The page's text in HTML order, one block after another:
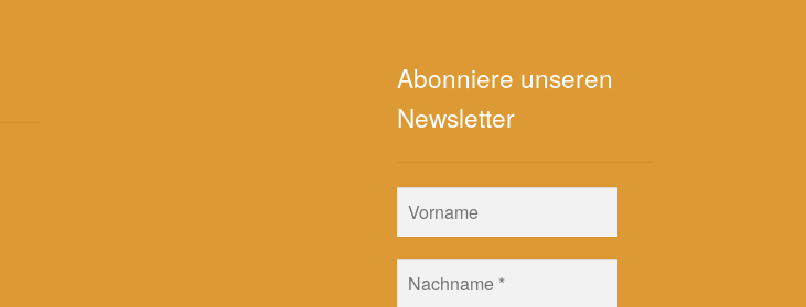
Abonniere unseren
Newsletter